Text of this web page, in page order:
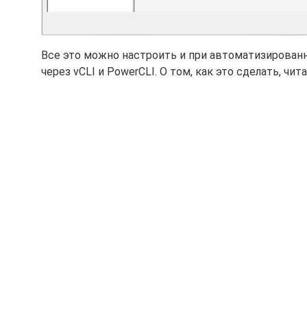
Все это можно настроить и при
через vCLI и PowerCLI. О том, как это сделать,